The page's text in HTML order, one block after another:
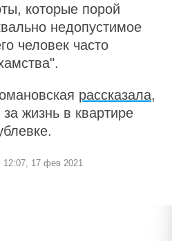
которые порой
недопустимое
человек часто
рассказала,
жизнь в квартире
12:07, 17 фев 2021